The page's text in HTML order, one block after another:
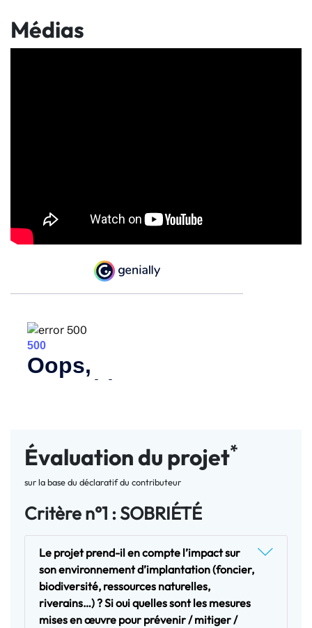
Médias
Évaluation du projet*
sur la base du déclaratif du contributeur
Critère n°1 : SOBRIÉTÉ
Le projet prend-il en compte l’impact sur
son environnement d’implantation (foncier,
biodiversité, ressources naturelles,
riverains…) ? Si oui quelles sont les mesures
mises en œuvre pour prévenir / mitiger /